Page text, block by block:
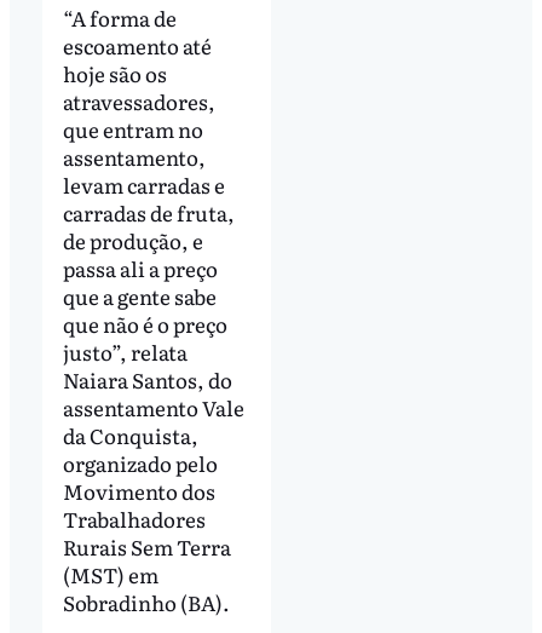
“A forma de
escoamento até
hoje são os
atravessadores,
que entram no
assentamento,
levam carradas e
carradas de fruta,
de produção, e
passa ali a preço
que a gente sabe
que não é o preço
justo”, relata
Naiara Santos, do
assentamento Vale
da Conquista,
organizado pelo
Movimento dos
Trabalhadores
Rurais Sem Terra
(MST) em
Sobradinho (BA).